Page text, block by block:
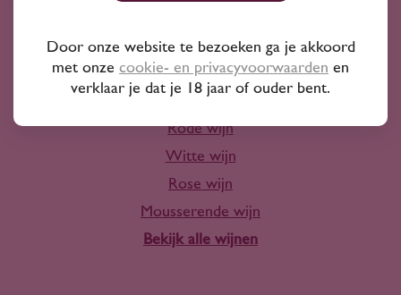
Wijn
Rode wijn
Witte wijn
Rose wijn
Mousserende wijn
Bekijk alle wijnen
Door onze website te bezoeken ga je akkoord
met onze cookie- en privacyvoorwaarden en
verklaar je dat je 18 jaar of ouder bent.